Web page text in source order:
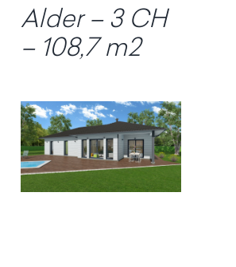
Alder – 3 CH
– 108,7 m2